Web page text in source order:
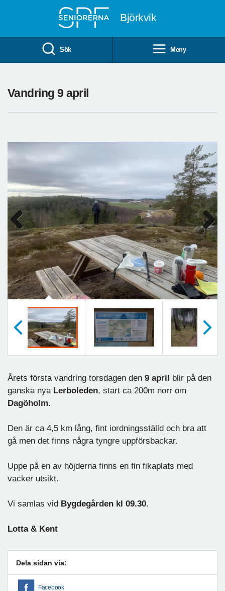
Björkvik
Sök Meny
Vandring 9 april
Previous Next
Årets första vandring torsdagen den 9 april blir på den
ganska nya Lerboleden, start ca 200m norr om
Dagöholm.
Den är ca 4,5 km lång, fint iordningsställd och bra att
gå men det finns några tyngre uppförsbackar.
Uppe på en av höjderna finns en fin fikaplats med
vacker utsikt.
Vi samlas vid Bygdegården kl 09.30.
Lotta & Kent
Dela sidan via:
Facebook